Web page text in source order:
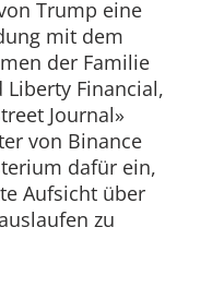
Trump eine
mit dem
der Familie
Liberty Financial,
Journal»
von Binance
dafür ein,
Aufsicht über
zu